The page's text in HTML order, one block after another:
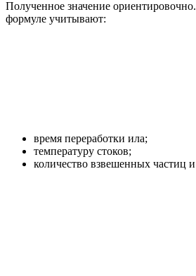
Полученное значение
формуле учитывают:
время переработки ила;
температуру стоков;
количество взвешенных частиц